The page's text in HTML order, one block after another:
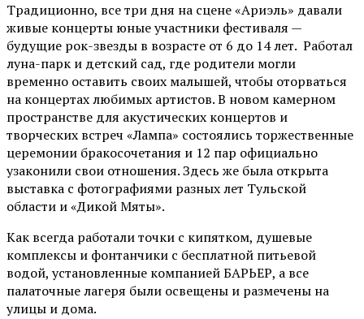
Традиционно, все три дня на сцене«Ариэль» давали
живые концерты юные участники фестиваля —
будущие рок-звезды в возрасте от 6 до 14 лет. Работал
луна-парк и детский сад, где родители могли
временно оставить своих малышей, чтобы оторваться
на концертах любимых артистов. В новом камерном
пространстве для акустических концертов и
творческих встреч «Лампа» состоялись торжественные
церемонии бракосочетания и 12 пар официально
узаконили свои отношения. Здесь же была открыта
выставка с фотографиями разных лет Тульской
области и «Дикой Мяты».
Как всегда работали точки с кипятком, душевые
комплексы и фонтанчики с бесплатной питьевой
водой, установленные компанией БАРЬЕР, а все
палаточные лагеря были освещены и размечены на
улицы и дома.